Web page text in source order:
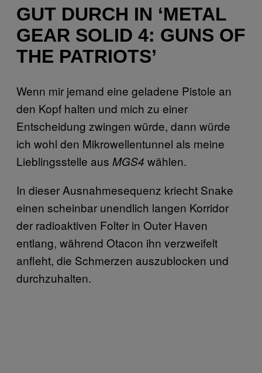
GUT DURCH IN ‘METAL
GEAR SOLID 4: GUNS OF
THE PATRIOTS’
Wenn mir jemand eine geladene Pistole an
den Kopf halten und mich zu einer
Entscheidung zwingen würde, dann würde
ich wohl den Mikrowellentunnel als meine
Lieblingsstelle aus MGS4 wählen.
In dieser Ausnahmesequenz kriecht Snake
einen scheinbar unendlich langen Korridor
der radioaktiven Folter in Outer Haven
entlang, während Otacon ihn verzweifelt
anfleht, die Schmerzen auszublocken und
durchzuhalten.